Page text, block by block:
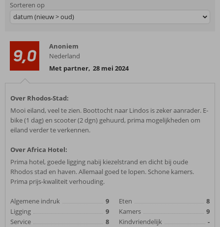
Sorteren op
datum (nieuw > oud)
9,0
Anoniem
Nederland
Met partner, 28 mei 2024
Over Rhodos-Stad:
Mooi eiland, veel te zien. Boottocht naar Lindos is zeker aanrader. E-
bike (1 dag) en scooter (2 dgn) gehuurd, prima mogelijkheden om
eiland verder te verkennen.
Over Africa Hotel:
Prima hotel, goede ligging nabij kiezelstrand en dicht bij oude
Rhodos stad en haven. Allemaal goed te lopen. Schone kamers.
Prima prijs-kwaliteit verhouding.
Algemene indruk
9
Ligging
9
Service
8
Eten
8
Kamers
9
Kindvriendelijk
-